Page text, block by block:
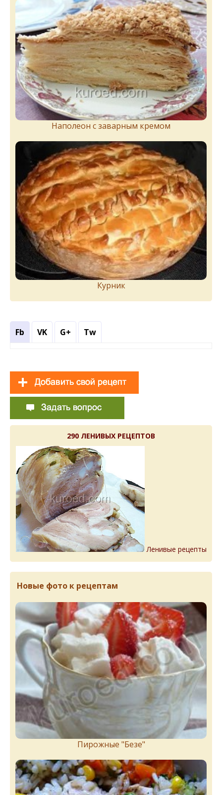
Наполеон с заварным кремом
Курник
Fb VK G+ Tw
290 ЛЕНИВЫХ РЕЦЕПТОВ
Ленивые рецепты
Новые фото к рецептам
Пирожныe "Бeзe"